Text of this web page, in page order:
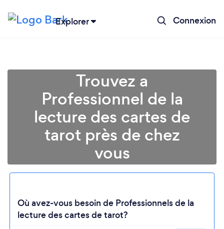
Explorer Connexion
Chargement...
Veuillez patienter...
Trouvez a
Professionnel de la
lecture des cartes de
tarot près de chez
vous
Où avez-vous besoin de Professionnels de la
lecture des cartes de tarot?